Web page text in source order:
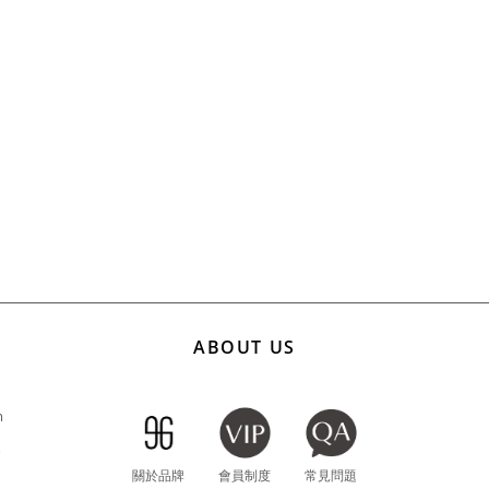
ABOUT US
關於品牌 會員制度 常見問題